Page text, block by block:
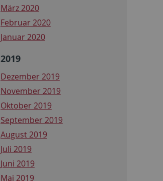
März 2020
Februar 2020
Januar 2020
2019
Dezember 2019
November 2019
Oktober 2019
September 2019
August 2019
Juli 2019
Juni 2019
Mai 2019